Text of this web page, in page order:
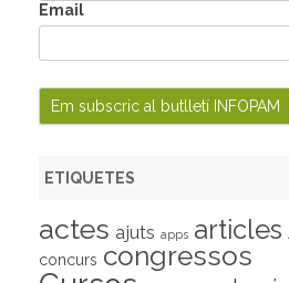
Email
ETIQUETES
actes ajuts apps articles
concurs congressos